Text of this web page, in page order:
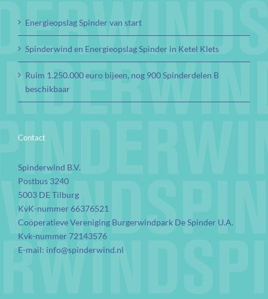
Energieopslag Spinder van start
Spinderwind en Energieopslag Spinder in Ketel Klets
Ruim 1.250.000 euro bijeen, nog 900 Spinderdelen B
beschikbaar
Contact
Spinderwind B.V.
Postbus 3240
5003 DE Tilburg
KvK-nummer 66376521
Coöperatieve Vereniging Burgerwindpark De Spinder U.A.
Kvk-nummer 72143576
E-mail: info@spinderwind.nl